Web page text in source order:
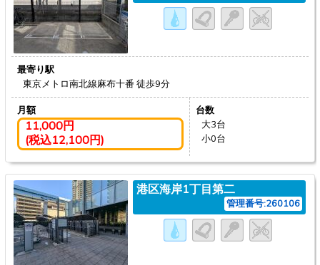
最寄り駅
東京メトロ南北線麻布十番 徒歩9分
月額
11,000円
(税込12,100円)
台数
大3台
小0台
港区海岸1丁目第二
管理番号:260106